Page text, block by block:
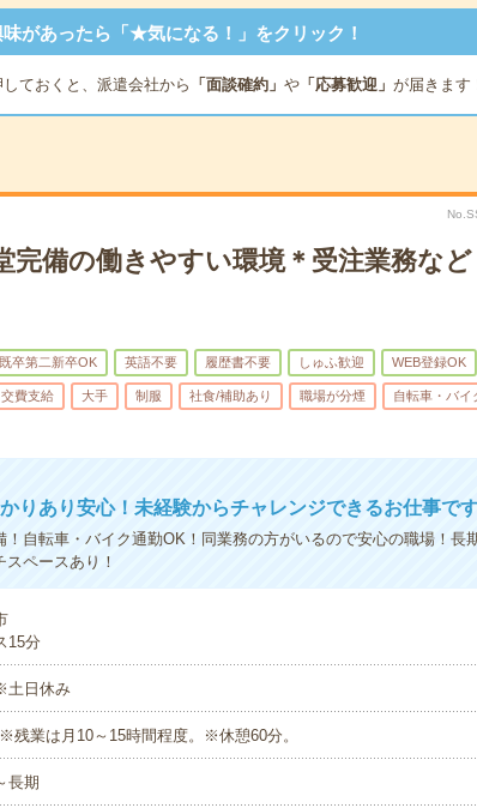
味があったら「★気になる！」をクリック！
しておくと、派遣会社から 「面談確約」 や「応募歓迎」 が届きます
完備の働きやすい環境＊受注業務など
既卒第二新卒OK 英語不要 履歴書不要 しゅふ歓迎 WEB登録OK
交費支給 大手 制服 社食/補助あり 職場が分煙 自転車・バイ
りあり安心！未経験からチャレンジできるお仕事です
！自転車・バイク通勤OK！同業務の方がいるので安心の職場！長
ペースあり！
15分
日休み
業は月10～15時間程度。※休憩60分。
長期